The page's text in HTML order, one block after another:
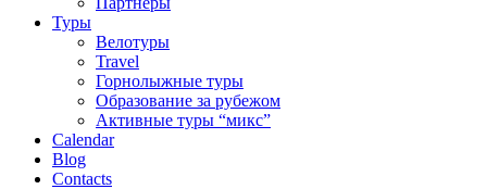
Туры
Велотуры
Travel
Горнолыжные туры
Образование за рубежом
Активные туры “микс”
Calendar
Blog
Contacts